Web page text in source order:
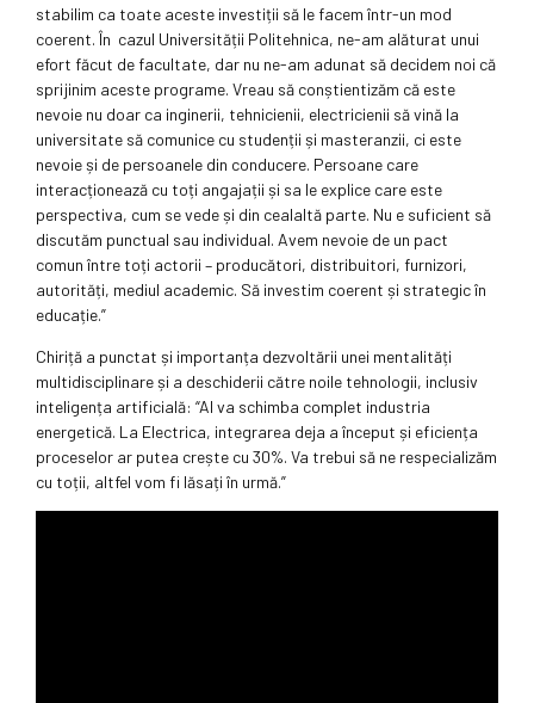
stabilim ca toate aceste investiții să le facem într-un mod
coerent. În cazul Universității Politehnica, ne-am alăturat unui
efort făcut de facultate, dar nu ne-am adunat să decidem noi că
sprijinim aceste programe. Vreau să conștientizăm că este
nevoie nu doar ca inginerii, tehnicienii, electricienii să vină la
universitate să comunice cu studenții și masteranzii, ci este
nevoie și de persoanele din conducere. Persoane care
interacționează cu toți angajații și sa le explice care este
perspectiva, cum se vede și din cealaltă parte. Nu e suficient să
discutăm punctual sau individual. Avem nevoie de un pact
comun între toți actorii – producători, distribuitori, furnizori,
autorități, mediul academic. Să investim coerent și strategic în
educație.”
Chiriță a punctat și importanța dezvoltării unei mentalități
multidisciplinare și a deschiderii către noile tehnologii, inclusiv
inteligența artificială: “AI va schimba complet industria
energetică. La Electrica, integrarea deja a început și eficiența
proceselor ar putea crește cu 30%. Va trebui să ne respecializăm
cu toții, altfel vom fi lăsați în urmă.”